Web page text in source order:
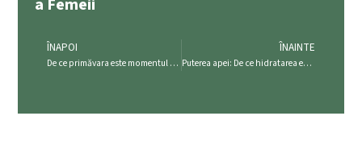
a Femeii
Prev
ÎNAPOI
De ce primăvara este momentul ideal pentru a manifesta?
ÎNAINTE
Puterea apei: De ce hidratarea este cheia